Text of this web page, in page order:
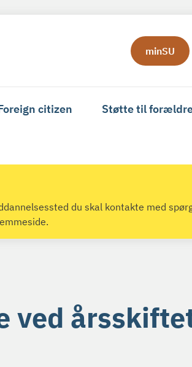
minSU
citizen Støtte til
du skal kontakte med
ved